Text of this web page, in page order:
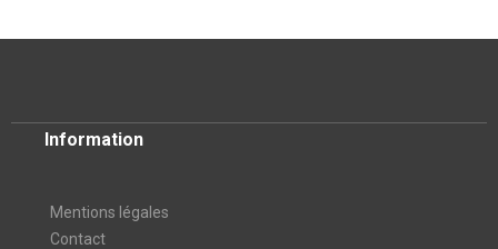
Information
Mentions légales
Contact